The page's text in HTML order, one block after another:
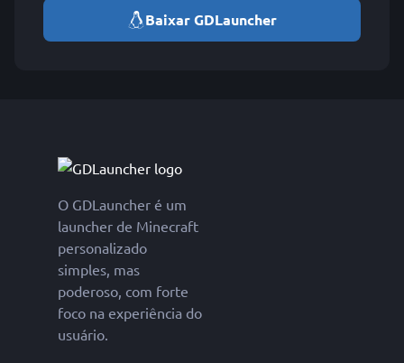
Baixar GDLauncher
O GDLauncher é um
launcher de Minecraft
personalizado
simples, mas
poderoso, com forte
foco na experiência do
usuário.